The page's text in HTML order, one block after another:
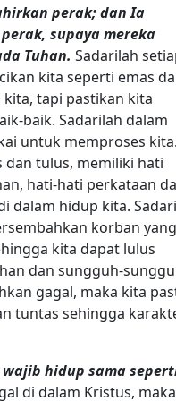
perak; dan Ia
supaya mereka
Tuhan. Sadarilah
kita seperti emas
tapi pastikan kita
baik. Sadarilah dalam
untuk memproses kita.
tulus, memiliki hati
hati-hati perkataan
dalam hidup kita. Sadari
korban yang
kita dapat lulus
dan sungguh-
gagal, maka kita
tuntas sehingga
hidup sama
di dalam Kristus, maka